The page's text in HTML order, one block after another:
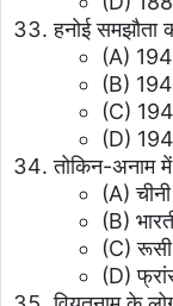
हनोई
(A)
(B)
(C)
(D)
तोकिन-अनाम
(A) चीनी
(B)
(C) रूसी
(D)